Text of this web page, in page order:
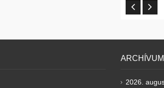
ARCHÍVUM
2026.